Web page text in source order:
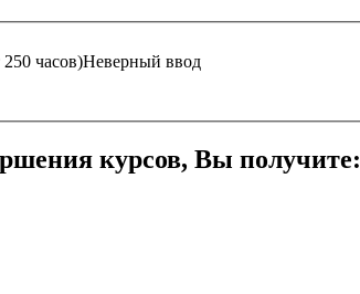
часов)Неверный ввод
курсов, Вы получите: